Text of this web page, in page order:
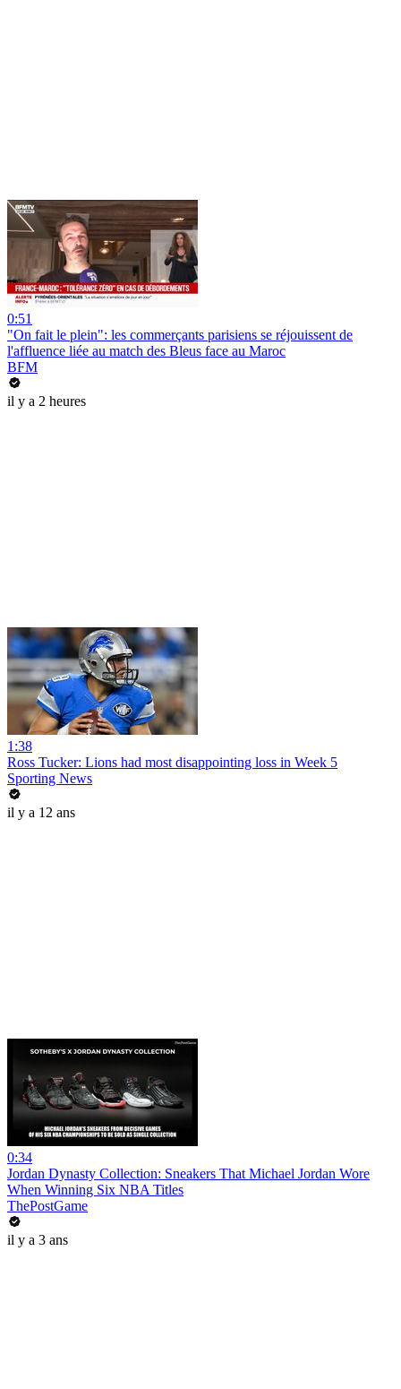
0:51
"On fait le plein": les commerçants parisiens se réjouissent de
l'affluence liée au match des Bleus face au Maroc
BFM
il y a 2 heures
1:38
Ross Tucker: Lions had most disappointing loss in Week 5
Sporting News
il y a 12 ans
0:34
Jordan Dynasty Collection: Sneakers That Michael Jordan Wore
When Winning Six NBA Titles
ThePostGame
il y a 3 ans